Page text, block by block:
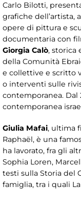
Carlo Bilotti,
grafiche dell’artista,
opere di pittura e
documentaria con
Giorgia Calò, storica
della Comunità
e collettive e scritto
o interventi sulle
contemporanea. Dal
contemporanea
Giulia Mafai, ultima
Raphaël, è una
ha lavorato, fra gli
Sophia Loren,
testi sulla Storia del
famiglia, tra i quali